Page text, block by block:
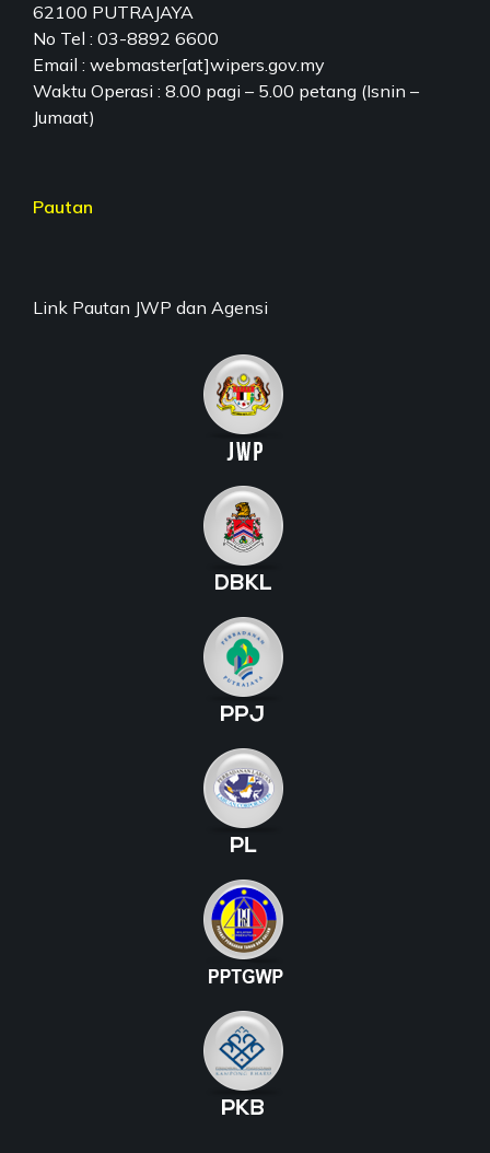
62100 PUTRAJAYA
No Tel : 03-8892 6600
Email : webmaster[at]wipers.gov.my
Waktu Operasi : 8.00 pagi – 5.00 petang (Isnin –
Jumaat)
Pautan
Link Pautan JWP dan Agensi